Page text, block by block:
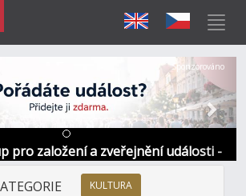
pro založení a zveřejnění události -
Další
Sponzorováno
KULTURA